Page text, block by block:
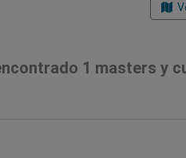
1 masters y